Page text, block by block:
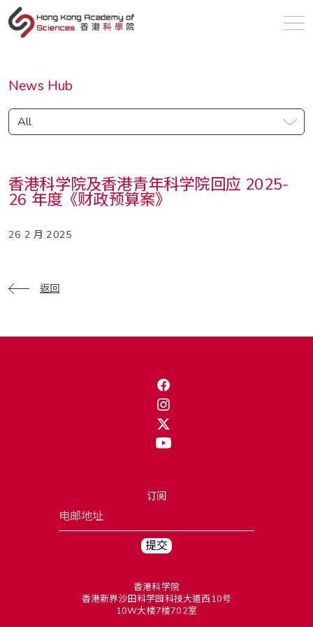
News Hub
All
香港科学院及香港青年科学院回应 2025-
26 年度《财政预算案》
26 2 月 2025
返回
订阅
香港科学院
香港新界沙田科学园科技大道西10号
10W大楼7楼702室